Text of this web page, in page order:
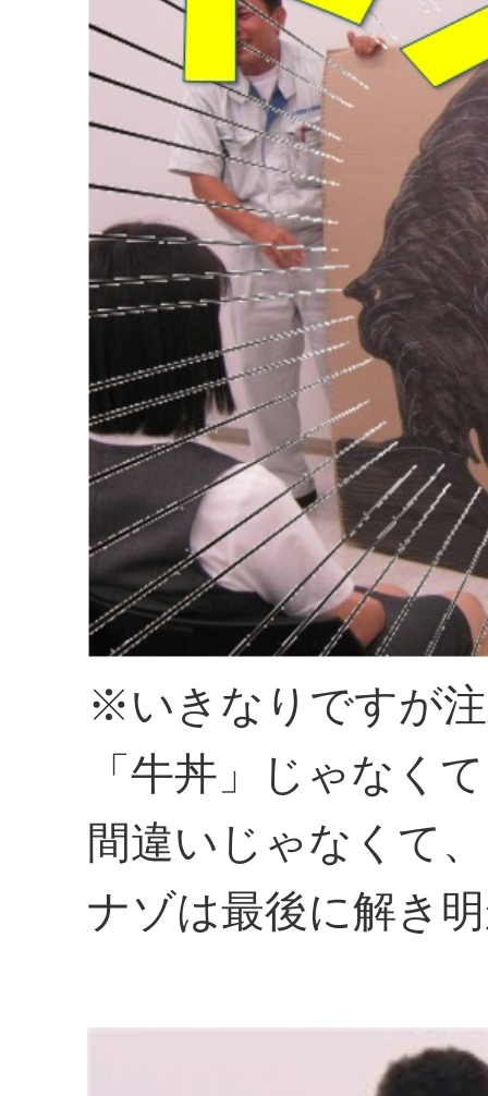
※いきなりですが
「牛丼」じゃなく
間違いじゃなくて
ナゾは最後に解き